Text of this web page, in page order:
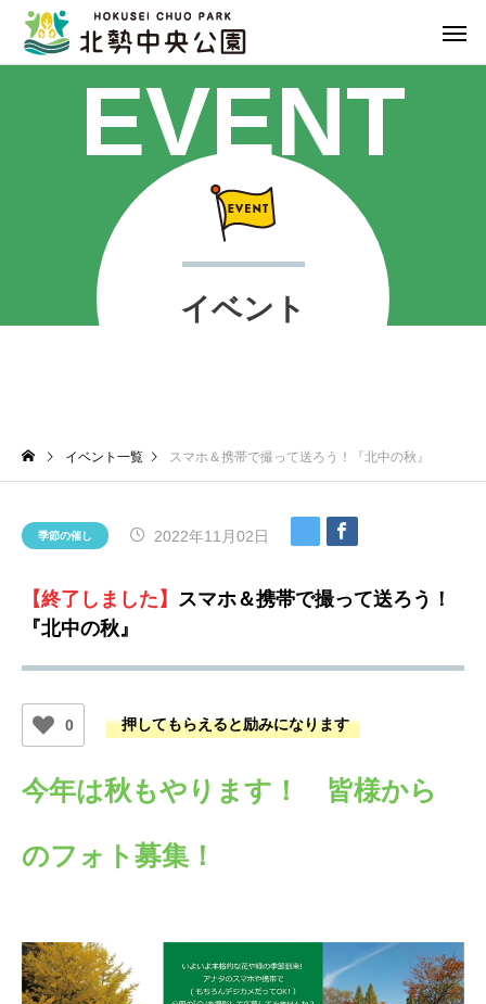
EVENT
イベント
イベント一覧 スマホ＆携帯で撮って送ろう！『北中の秋』
季節の催し 2022年11月02日
【終了しました】 スマホ＆携帯で撮って送ろう！
『北中の秋』
0
今年は秋もやります！ 皆様から
のフォト募集！